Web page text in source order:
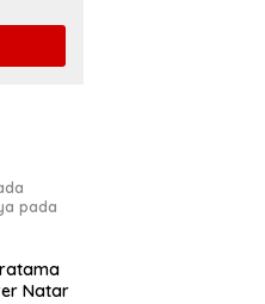
pada
Natar